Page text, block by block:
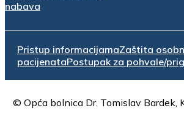
nabava
Pristup informacijamaZaštita
pacijenataPostupak za pohvale/
© Opća bolnica Dr. Tomislav Bardek,